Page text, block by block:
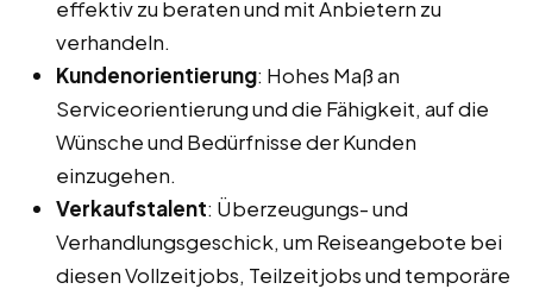
effektiv zu beraten und mit Anbietern zu
verhandeln.
Kundenorientierung: Hohes Maß an
Serviceorientierung und die Fähigkeit, auf die
Wünsche und Bedürfnisse der Kunden
einzugehen.
Verkaufstalent: Überzeugungs- und
Verhandlungsgeschick, um Reiseangebote bei
diesen Vollzeitjobs, Teilzeitjobs und temporäre